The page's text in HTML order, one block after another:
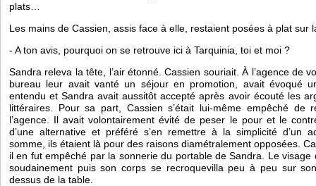
plats…
Les mains de Cassien, assis face à elle, restaient posées à plat sur
- A ton avis, pourquoi on se retrouve ici à Tarquinia, toi et moi ?
Sandra releva la tête, l’air étonné. Cassien souriait. À l’agence de
bureau leur avait vanté un séjour en promotion, avait évoqué
entendu et Sandra avait aussitôt accepté après avoir écouté les
littéraires. Pour sa part, Cassien s’était lui-même empêché de
l’agence. Il avait volontairement évité de peser le pour et le
d’une alternative et préféré s’en remettre à la simplicité d’un
somme, ils étaient là pour des raisons diamétralement opposées.
il en fut empêché par la sonnerie du portable de Sandra. Le
soudainement puis son corps se recroquevilla peu à peu sur
dessus de la table.